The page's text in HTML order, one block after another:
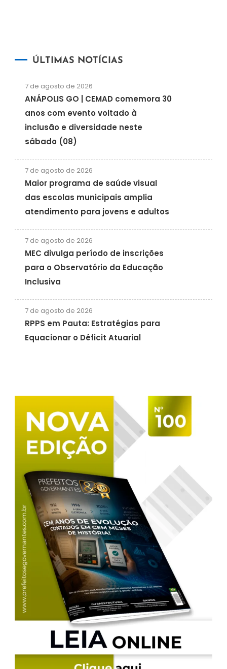
ÚLTIMAS NOTÍCIAS
7 de agosto de 2026
ANÁPOLIS GO | CEMAD comemora 30
anos com evento voltado à
inclusão e diversidade neste
sábado (08)
7 de agosto de 2026
Maior programa de saúde visual
das escolas municipais amplia
atendimento para jovens e adultos
7 de agosto de 2026
MEC divulga período de inscrições
para o Observatório da Educação
Inclusiva
7 de agosto de 2026
RPPS em Pauta: Estratégias para
Equacionar o Déficit Atuarial